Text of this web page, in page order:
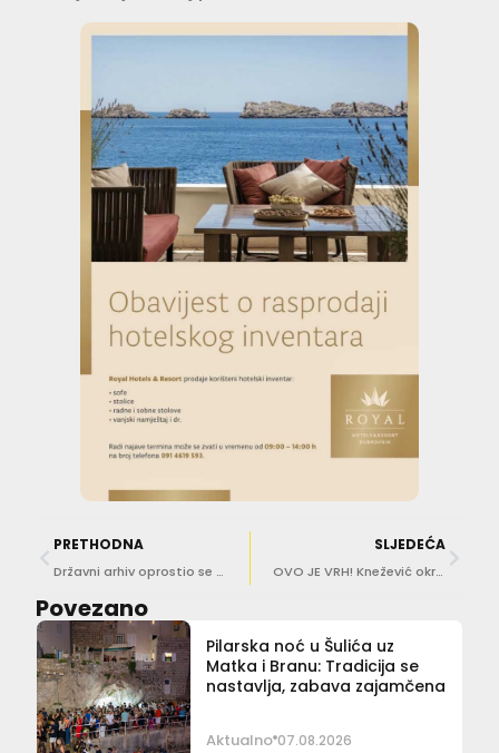
PRETHODNA
Državni arhiv oprostio se od voljenog kolege Davora Spajića: “Otišao je čovjek koji je čuvao prošlost”
SLJEDEĆA
OVO JE VRH! Knežević okrenula uvredu u šalu: Evo koji će modni dodatak ponijeti na Gradsko vijeće
Povezano
Pilarska noć u Šulića uz
Matka i Branu: Tradicija se
nastavlja, zabava zajamčena
Aktualno 07.08.2026